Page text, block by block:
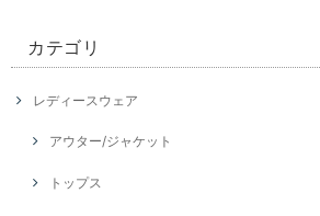
カテゴリ
レディースウェア
アウター/ジャケット
トップス